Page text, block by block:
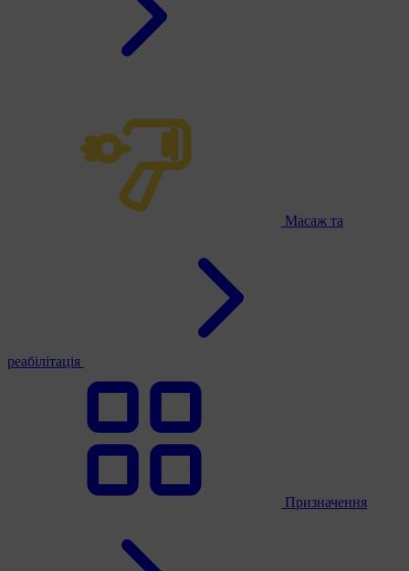
Масаж та
реабілітація
Призначення